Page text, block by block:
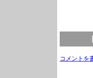
コメントを